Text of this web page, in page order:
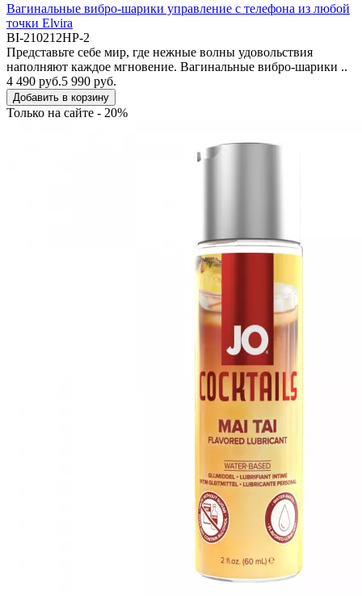
Вагинальные вибро-шарики управление с телефона из любой
точки Elvira
BI-210212HP-2
Представьте себе мир, где нежные волны удовольствия
наполняют каждое мгновение. Вагинальные вибро-шарики ..
4 490 руб.5 990 руб.
Добавить в корзину
Только на сайте - 20%